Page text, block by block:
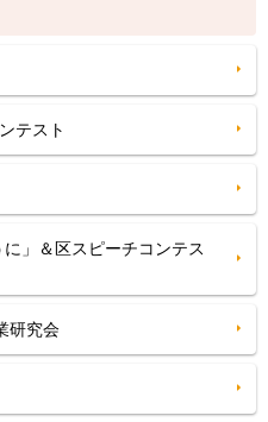
テスト
」＆区スピーチコンテス
研究会